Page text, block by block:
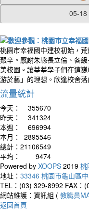
05-18
桃園市幸福國中建校初始，
艱辛。感謝朱縣長立倫、各
美校園。讓莘莘學子們在這
游於藝」的理想。欣逢校舍
流量統計
今天：
355670
昨天：
341324
本週：
696994
本月：
2895546
總計： 21106549
平均：
9474
Powered by XOOPS 2019 桃
地址： 33346 桃園市龜山區
TEL：(03) 329-8992 FAX：
網站維護：資訊組 ( 教職員
返回首頁